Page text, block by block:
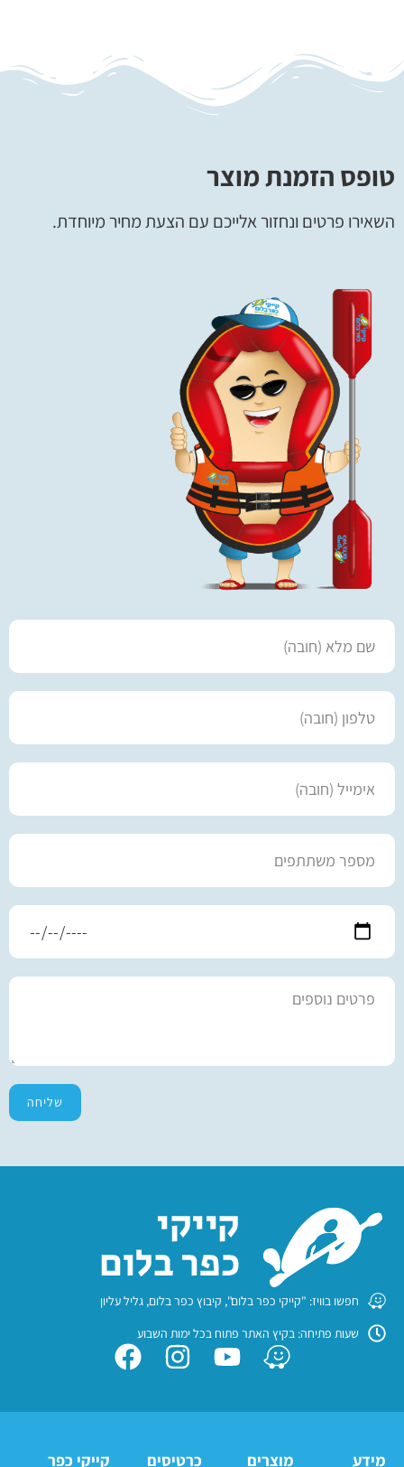
טופס הזמנת מוצר
השאירו פרטים ונחזור אלייכם עם הצעת מחיר מיוחדת.
שליחה
מידע מוצרים כרטיסים קייקי כפר
חפשו בוויז: "קייקי כפר בלום", קיבוץ כפר בלום, גליל עליון
שעות פתיחה: בקיץ האתר פתוח בכל ימות השבוע